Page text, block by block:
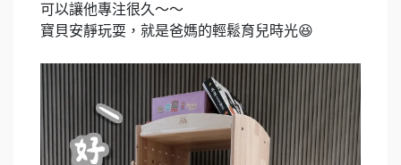
可以讓他專注很久～～
寶貝安靜玩耍，就是爸媽的輕鬆育兒時光😆